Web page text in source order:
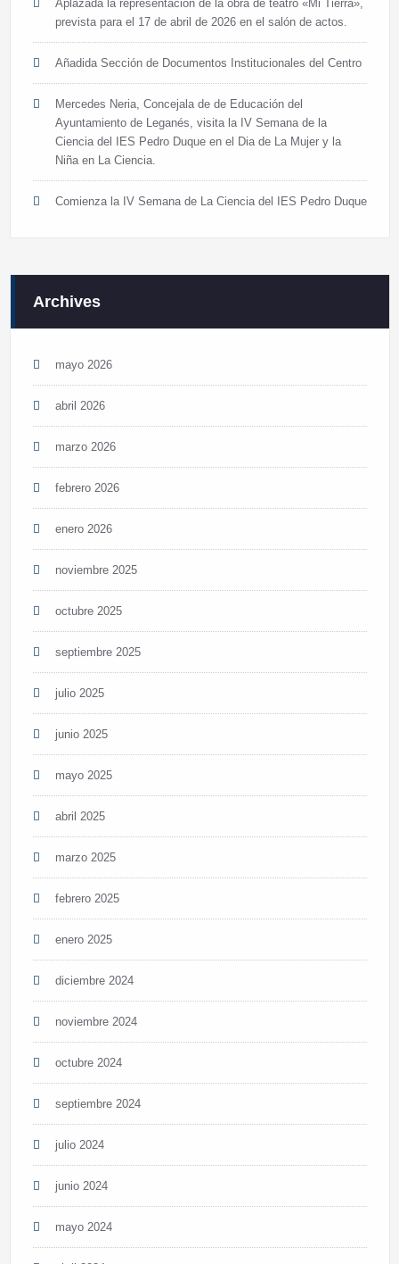
Aplazada la representación de la obra de teatro «Mi Tierra»,
prevista para el 17 de abril de 2026 en el salón de actos.
Añadida Sección de Documentos Institucionales del Centro
Mercedes Neria, Concejala de de Educación del
Ayuntamiento de Leganés, visita la IV Semana de la
Ciencia del IES Pedro Duque en el Dia de La Mujer y la
Niña en La Ciencia.
Comienza la IV Semana de La Ciencia del IES Pedro Duque
Archives
mayo 2026
abril 2026
marzo 2026
febrero 2026
enero 2026
noviembre 2025
octubre 2025
septiembre 2025
julio 2025
junio 2025
mayo 2025
abril 2025
marzo 2025
febrero 2025
enero 2025
diciembre 2024
noviembre 2024
octubre 2024
septiembre 2024
julio 2024
junio 2024
mayo 2024